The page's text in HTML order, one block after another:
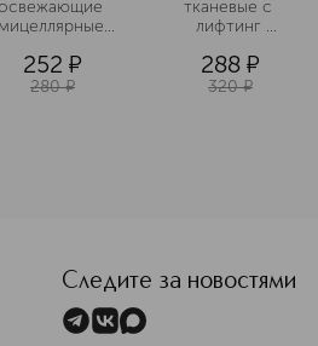
мицеллярные
экстрактом
чайного дерева
252 ¤
280 ¤
тканевые с
лифтинг
области вокруг
глаз
288 ¤
320 ¤
Следите за новостями